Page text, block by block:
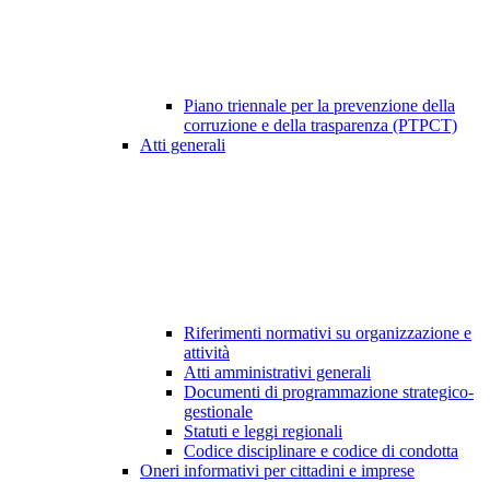
Piano triennale per la prevenzione della
corruzione e della trasparenza (PTPCT)
Atti generali
Riferimenti normativi su organizzazione e
attività
Atti amministrativi generali
Documenti di programmazione strategico-
gestionale
Statuti e leggi regionali
Codice disciplinare e codice di condotta
Oneri informativi per cittadini e imprese